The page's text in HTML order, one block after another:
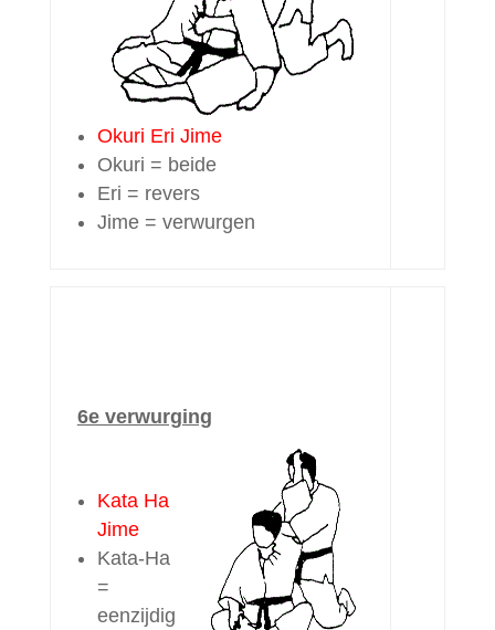
Okuri Eri Jime
Okuri = beide
Eri = revers
Jime = verwurgen
6e verwurging
Kata Ha
Jime
Kata-Ha
=
eenzijdig